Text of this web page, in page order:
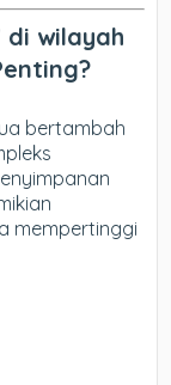
di wilayah
bertambah
mempertinggi